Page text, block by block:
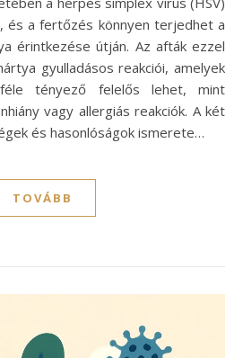
és a fertőzés könnyen terjedhet a
érintkezése útján. Az afták ezzel
gyulladásos reakciói, amelyek
tényező felelős lehet, mint
vagy allergiás reakciók. A két
és hasonlóságok ismerete…
TOVÁBB